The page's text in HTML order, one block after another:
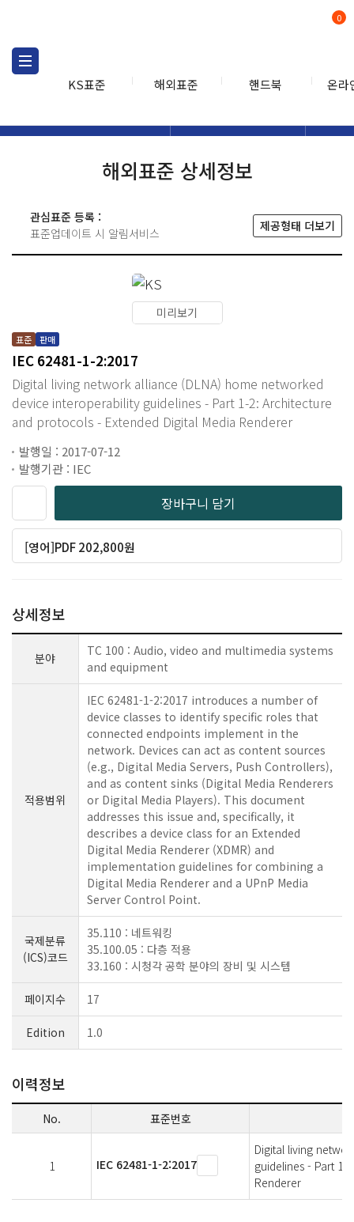
KS표준 해외표준 핸드북 온라
0
해외표준 상세정보
관심표준 등록 :
표준업데이트 시 알림서비스
제공형태 더보기
미리보기
표준 판매
IEC 62481-1-2:2017
Digital living network alliance (DLNA) home networked
device interoperability guidelines - Part 1-2: Architecture
and protocols - Extended Digital Media Renderer
발행일 : 2017-07-12
발행기관 : IEC
장바구니 담기
[영어]PDF 202,800원
상세정보
분야
TC 100 : Audio, video and multimedia systems
and equipment
적용범위
IEC 62481-1-2:2017 introduces a number of
device classes to identify specific roles that
connected endpoints implement in the
network. Devices can act as content sources
(e.g., Digital Media Servers, Push Controllers),
and as content sinks (Digital Media Renderers
or Digital Media Players). This document
addresses this issue and, specifically, it
describes a device class for an Extended
Digital Media Renderer (XDMR) and
implementation guidelines for combining a
Digital Media Renderer and a UPnP Media
Server Control Point.
국제분류
(ICS)코드
35.110 : 네트워킹
35.100.05 : 다층 적용
33.160 : 시청각 공학 분야의 장비 및 시스템
페이지수 17
Edition 1.0
이력정보
No. 표준번호
1 IEC 62481-1-2:2017
Digital living
guidelines - Part 1-
Renderer